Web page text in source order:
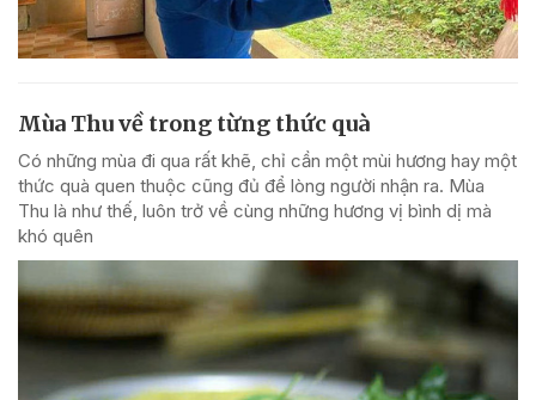
Mùa Thu về trong từng thức quà
Có những mùa đi qua rất khẽ, chỉ cần một mùi hương hay một
thức quà quen thuộc cũng đủ để lòng người nhận ra. Mùa
Thu là như thế, luôn trở về cùng những hương vị bình dị mà
khó quên